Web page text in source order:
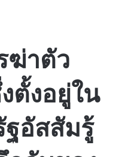
ฆ่าตัว
ตั้งอยู่ใน
อัสสัมรู้